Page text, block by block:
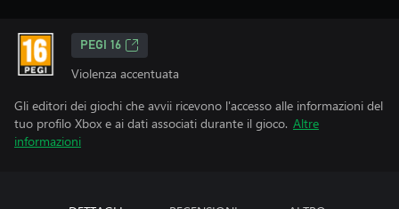
PEGI 16
Violenza accentuata
Gli editori dei giochi che avvii ricevono l'accesso alle informazioni del
tuo profilo Xbox e ai dati associati durante il gioco. Altre
informazioni